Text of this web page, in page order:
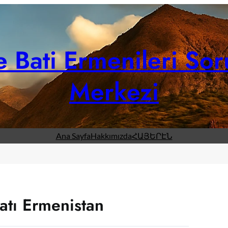
Bati Ermenileri
Merkezi
Ana SayfaHakkımızdaՀԱՅԵՐԷՆ
Ermenistan